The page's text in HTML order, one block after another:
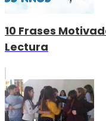
10 Frases
Lectura